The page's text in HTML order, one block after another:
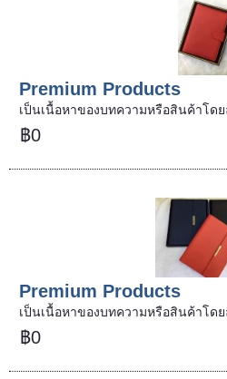
Premium Products
เป็นเนื้อหาของบทความหรือสินค้าโด
฿0
Premium Products
เป็นเนื้อหาของบทความหรือสินค้าโด
฿0